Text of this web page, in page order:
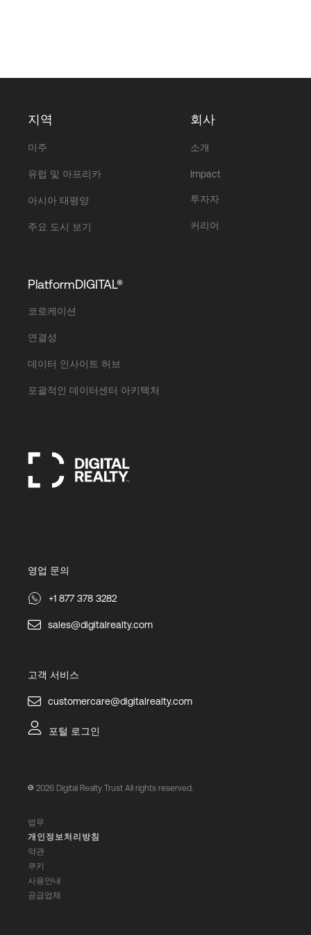
지역
미주
유럽 및 아프리카
아시아 태평양
주요 도시 보기
회사
소개
Impact
투자자
커리어
PlatformDIGITAL®
코로케이션
연결성
데이터 인사이트 허브
포괄적인 데이터센터 아키텍처
영업 문의
+1 877 378 3282
sales@digitalrealty.com
고객 서비스
customercare@digitalrealty.com
포털 로그인
2026 Digital Realty Trust All rights reserved.
법무
개인정보처리방침
약관
쿠키
사용안내
공급업체